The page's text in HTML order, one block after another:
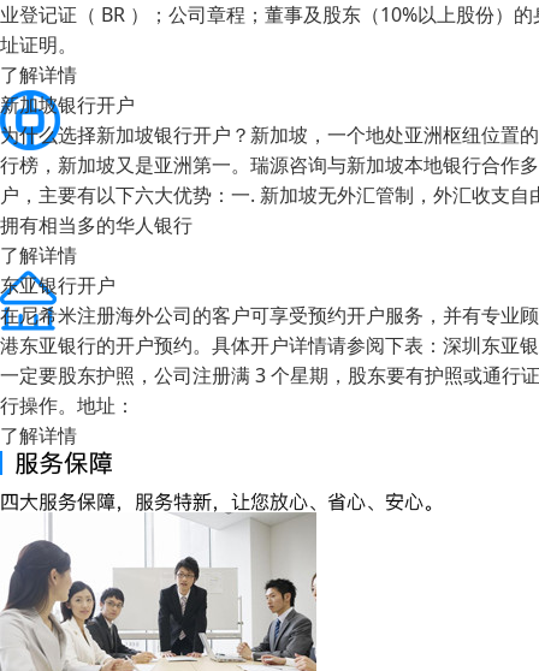
业登记证（ BR ）；公司章程；董事及股东（10%以上股份）
址证明。
了解详情
新加坡银行开户
为什么选择新加坡银行开户？新加坡，一个地处亚洲枢纽位置
行榜，新加坡又是亚洲第一。瑞源咨询与新加坡本地银行合作
户，主要有以下六大优势：一. 新加坡无外汇管制，外汇收支
拥有相当多的华人银行
了解详情
东亚银行开户
在尼希米注册海外公司的客户可享受预约开户服务，并有专业
港东亚银行的开户预约。具体开户详情请参阅下表：深圳东亚
一定要股东护照，公司注册满 3 个星期，股东要有护照或通行
行操作。地址：
了解详情